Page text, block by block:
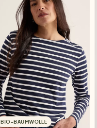
BIO-BAUMWOLLE